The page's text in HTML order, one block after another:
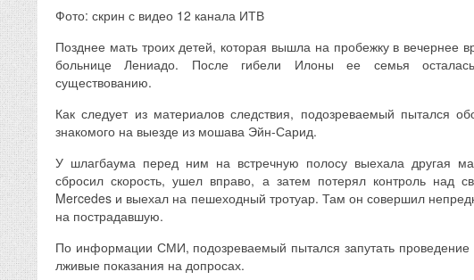
Фото: скрин с видео 12 канала ИТВ
Позднее мать троих детей, которая вышла на пробежку в вечернее
больнице Лениадо. После гибели Илоны ее семья
существованию.
Как следует из материалов следствия, подозреваемый пытался
знакомого на выезде из мошава Эйн-Сарид.
У шлагбаума перед ним на встречную полосу выехала другая
сбросил скорость, ушел вправо, а затем потерял контроль над
Mercedes и выехал на пешеходный тротуар. Там он совершил
на пострадавшую.
По информации СМИ, подозреваемый пытался запутать проведение
лживые показания на допросах.